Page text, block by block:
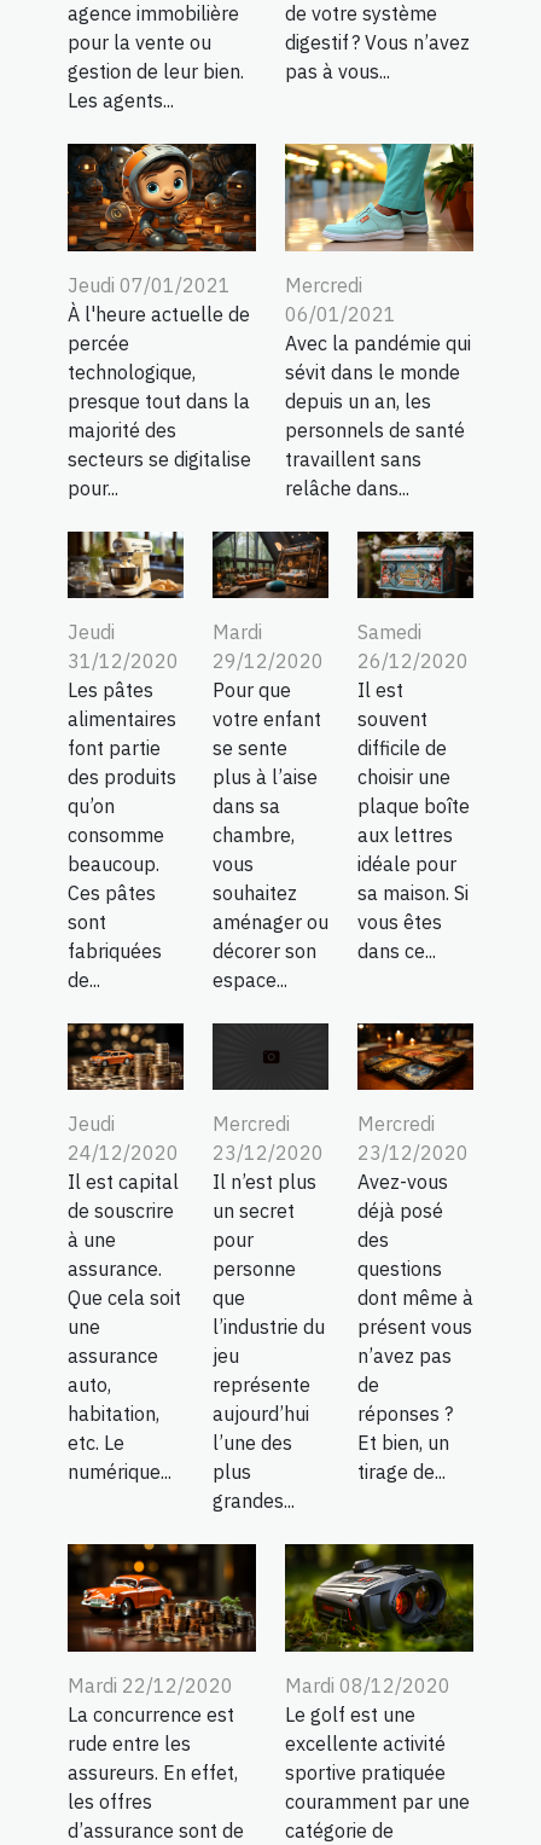
agence immobilière
pour la vente ou
gestion de leur bien.
Les agents...
de votre système
digestif ? Vous n’avez
pas à vous...
Jeudi 07/01/2021
À l'heure actuelle de
percée
technologique,
presque tout dans la
majorité des
secteurs se digitalise
pour...
Mercredi
06/01/2021
Avec la pandémie qui
sévit dans le monde
depuis un an, les
personnels de santé
travaillent sans
relâche dans...
Jeudi
31/12/2020
Les pâtes
alimentaires
font partie
des produits
qu’on
consomme
beaucoup.
Ces pâtes
sont
fabriquées
de...
Mardi
29/12/2020
Pour que
votre enfant
se sente
plus à l’aise
dans sa
chambre,
vous
souhaitez
aménager ou
décorer son
espace...
Samedi
26/12/2020
Il est
souvent
difficile de
choisir une
plaque boîte
aux lettres
idéale pour
sa maison. Si
vous êtes
dans ce...
Jeudi
24/12/2020
Il est capital
de souscrire
à une
assurance.
Que cela soit
une
assurance
auto,
habitation,
etc. Le
numérique...
Mercredi
23/12/2020
Il n’est plus
un secret
pour
personne
que
l’industrie du
jeu
représente
aujourd’hui
l’une des
plus
grandes...
Mercredi
23/12/2020
Avez-vous
déjà posé
des
questions
dont même à
présent vous
n’avez pas
de
réponses ?
Et bien, un
tirage de...
Mardi 22/12/2020
La concurrence est
rude entre les
assureurs. En effet,
les offres
d’assurance sont de
Mardi 08/12/2020
Le golf est une
excellente activité
sportive pratiquée
couramment par une
catégorie de